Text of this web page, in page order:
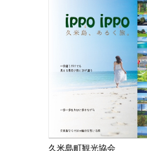
久米島町観光協会